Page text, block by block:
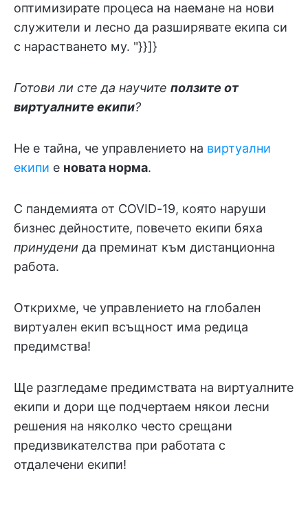
оптимизирате процеса на наемане на нови
служители и лесно да разширявате екипа си
с нарастването му. "}}]}
Готови ли сте да научите ползите от
виртуалните екипи?
Не е тайна, че управлението на виртуални
екипи е новата норма.
С пандемията от COVID-19, която наруши
бизнес дейностите, повечето екипи бяха
принудени да преминат към дистанционна
работа.
Открихме, че управлението на глобален
виртуален екип всъщност има редица
предимства!
Ще разгледаме предимствата на виртуалните
екипи и дори ще подчертаем някои лесни
решения на няколко често срещани
предизвикателства при работата с
отдалечени екипи!